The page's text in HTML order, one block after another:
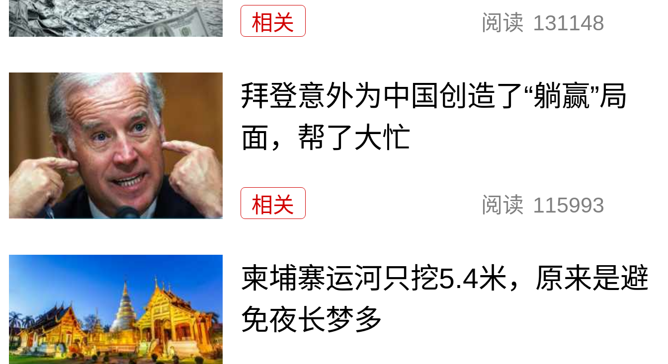
相关 阅读 131148
拜登意外为中国创造了“躺赢”局
面，帮了大忙
相关 阅读 115993
柬埔寨运河只挖5.4米，原来是避
免夜长梦多